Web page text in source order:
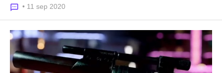
• 11 sep 2020